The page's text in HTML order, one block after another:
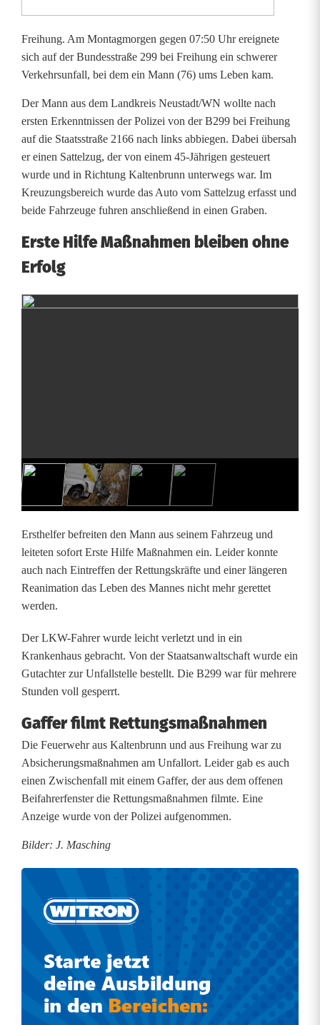
U
n
f
a
l
l
:
A
u
t
o
r
v
o
n
S
a
t
e
l
z
u
g
e
Freihung. Am Montagmorgen gegen 07:50 Uhr ereignete
sich auf der Bundesstraße 299 bei Freihung ein schwerer
Verkehrsunfall, bei dem ein Mann (76) ums Leben kam.
Der Mann aus dem Landkreis Neustadt/WN wollte nach
ersten Erkenntnissen der Polizei von der B299 bei Freihung
auf die Staatsstraße 2166 nach links abbiegen. Dabei übersah
er einen Sattelzug, der von einem 45-Jährigen gesteuert
wurde und in Richtung Kaltenbrunn unterwegs war. Im
Kreuzungsbereich wurde das Auto vom Sattelzug erfasst und
beide Fahrzeuge fuhren anschließend in einen Graben.
Erste Hilfe Maßnahmen bleiben ohne
Erfolg
Ersthelfer befreiten den Mann aus seinem Fahrzeug und
leiteten sofort Erste Hilfe Maßnahmen ein. Leider konnte
auch nach Eintreffen der Rettungskräfte und einer längeren
Reanimation das Leben des Mannes nicht mehr gerettet
werden.
Der LKW-Fahrer wurde leicht verletzt und in ein
Krankenhaus gebracht. Von der Staatsanwaltschaft wurde ein
Gutachter zur Unfallstelle bestellt. Die B299 war für mehrere
Stunden voll gesperrt.
Gaffer filmt Rettungsmaßnahmen
Die Feuerwehr aus Kaltenbrunn und aus Freihung war zu
Absicherungsmaßnahmen am Unfallort. Leider gab es auch
einen Zwischenfall mit einem Gaffer, der aus dem offenen
Beifahrerfenster die Rettungsmaßnahmen filmte. Eine
Anzeige wurde von der Polizei aufgenommen.
Bilder: J. Masching